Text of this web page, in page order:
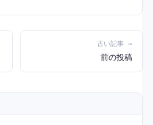
古い記事 →
前の投稿